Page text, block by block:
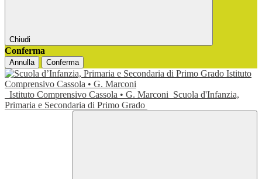
Chiudi
Conferma
Annulla Conferma
Istituto Comprensivo Cassola • G. Marconi Scuola d'Infanzia,
Primaria e Secondaria di Primo Grado